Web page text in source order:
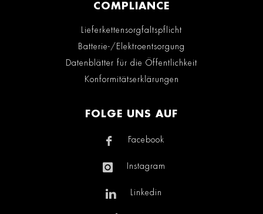
COMPLIANCE
Lieferkettensorgfaltspflicht
Batterie-/Elektroentsorgung
Datenblätter für die Öffentlichkeit
Konformitätserklärungen
FOLGE UNS AUF
Facebook
Instagram
Linkedin